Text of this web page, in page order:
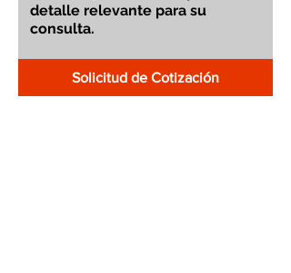
Solicitud de Cotización